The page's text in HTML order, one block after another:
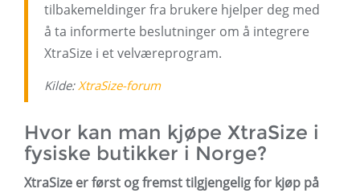
tilbakemeldinger fra brukere hjelper deg med
å ta informerte beslutninger om å integrere
XtraSize i et velværeprogram.
Kilde:XtraSize-forum
Hvor kan man kjøpe XtraSize i
fysiske butikker i Norge?
XtraSize er først og fremst tilgjengelig for kjøp på